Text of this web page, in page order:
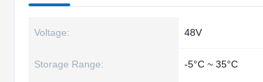
Voltage: 48V
Storage Range: -5°C ~ 35°C